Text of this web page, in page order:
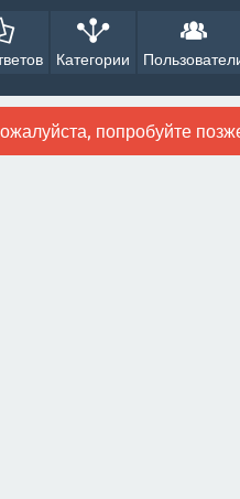
Категории
попробуйте